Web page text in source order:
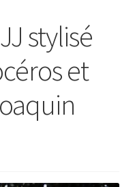
stylisé
et